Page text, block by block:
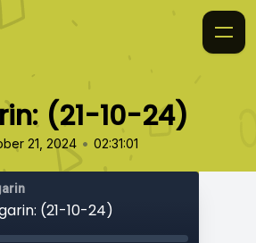
(21-10-24)
21, 2024 • 02:31:01
(21-10-24)